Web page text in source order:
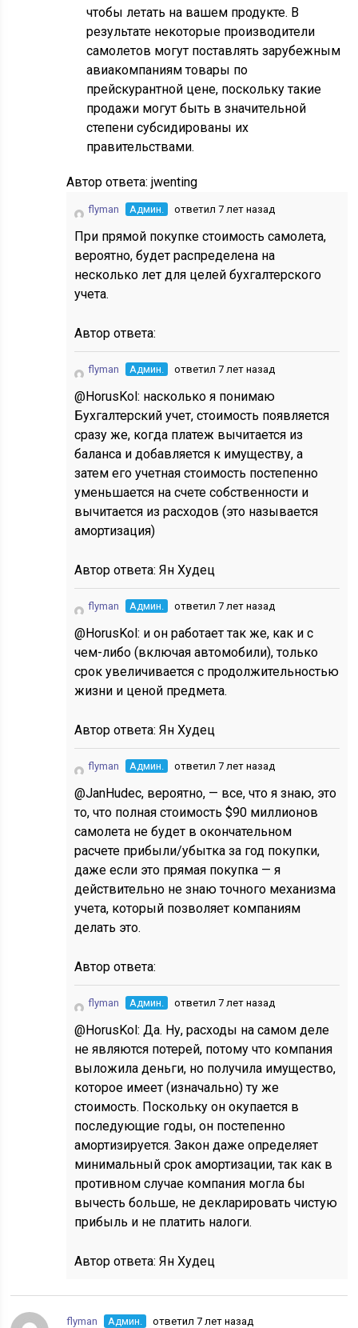
чтобы летать на вашем продукте. В
результате некоторые производители
самолетов могут поставлять зарубежным
авиакомпаниям товары по
прейскурантной цене, поскольку такие
продажи могут быть в значительной
степени субсидированы их
правительствами.
Автор ответа:jwenting
flyman Админ. ответил 7 лет назад
При прямой покупке стоимость самолета,
вероятно, будет распределена на
несколько лет для целей бухгалтерского
учета.
Автор ответа:
flyman Админ. ответил 7 лет назад
@HorusKol: насколько я понимаю
Бухгалтерский учет, стоимость появляется
сразу же, когда платеж вычитается из
баланса и добавляется к имуществу, а
затем его учетная стоимость постепенно
уменьшается на счете собственности и
вычитается из расходов (это называется
амортизация)
Автор ответа:Ян Худец
flyman Админ. ответил 7 лет назад
@HorusKol: и он работает так же, как и с
чем-либо (включая автомобили), только
срок увеличивается с продолжительностью
жизни и ценой предмета.
Автор ответа:Ян Худец
flyman Админ. ответил 7 лет назад
@JanHudec, вероятно, — все, что я знаю, это
то, что полная стоимость $90 миллионов
самолета не будет в окончательном
расчете прибыли/убытка за год покупки,
даже если это прямая покупка — я
действительно не знаю точного механизма
учета, который позволяет компаниям
делать это.
Автор ответа:
flyman Админ. ответил 7 лет назад
@HorusKol: Да. Ну, расходы на самом деле
не являются потерей, потому что компания
выложила деньги, но получила имущество,
которое имеет (изначально) ту же
стоимость. Поскольку он окупается в
последующие годы, он постепенно
амортизируется. Закон даже определяет
минимальный срок амортизации, так как в
противном случае компания могла бы
вычесть больше, не декларировать чистую
прибыль и не платить налоги.
Автор ответа:Ян Худец
flyman Админ. ответил 7 лет назад